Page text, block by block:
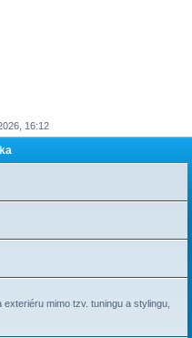
16:12
mimo tzv. tuningu a stylingu,